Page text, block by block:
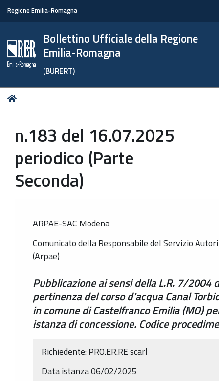
Regione Emilia-Romagna
Bollettino Ufficiale della Regione
Emilia-Romagna
(BURERT)
Tu
n.183 del 16.07.2025
periodico (Parte
Seconda)
ARPAE-SAC Modena
Comunicato della Responsabile del Servizio
(Arpae)
Pubblicazione ai sensi della L.R. 7/2004
pertinenza del corso d’acqua Canal
in comune di Castelfranco Emilia (MO)
istanza di concessione. Codice
Richiedente: PRO.ER.RE scarl
Data istanza 06/02/2025